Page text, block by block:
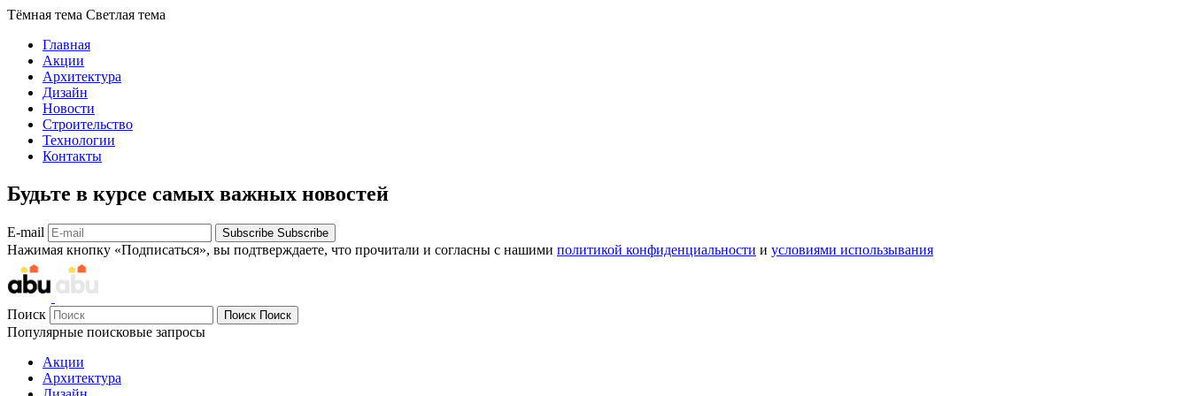
Тёмная тема Светлая тема
Главная
Акции
Архитектура
Дизайн
Новости
Строительство
Технологии
Контакты
Будьте в курсе самых важных новостей
E-mail Subscribe Subscribe
Нажимая кнопку «Подписаться», вы подтверждаете, что прочитали и согласны с нашими политикой конфиденциальности и условиями использывания
Поиск Поиск Поиск
Популярные поисковые запросы
Акции
Архитектура